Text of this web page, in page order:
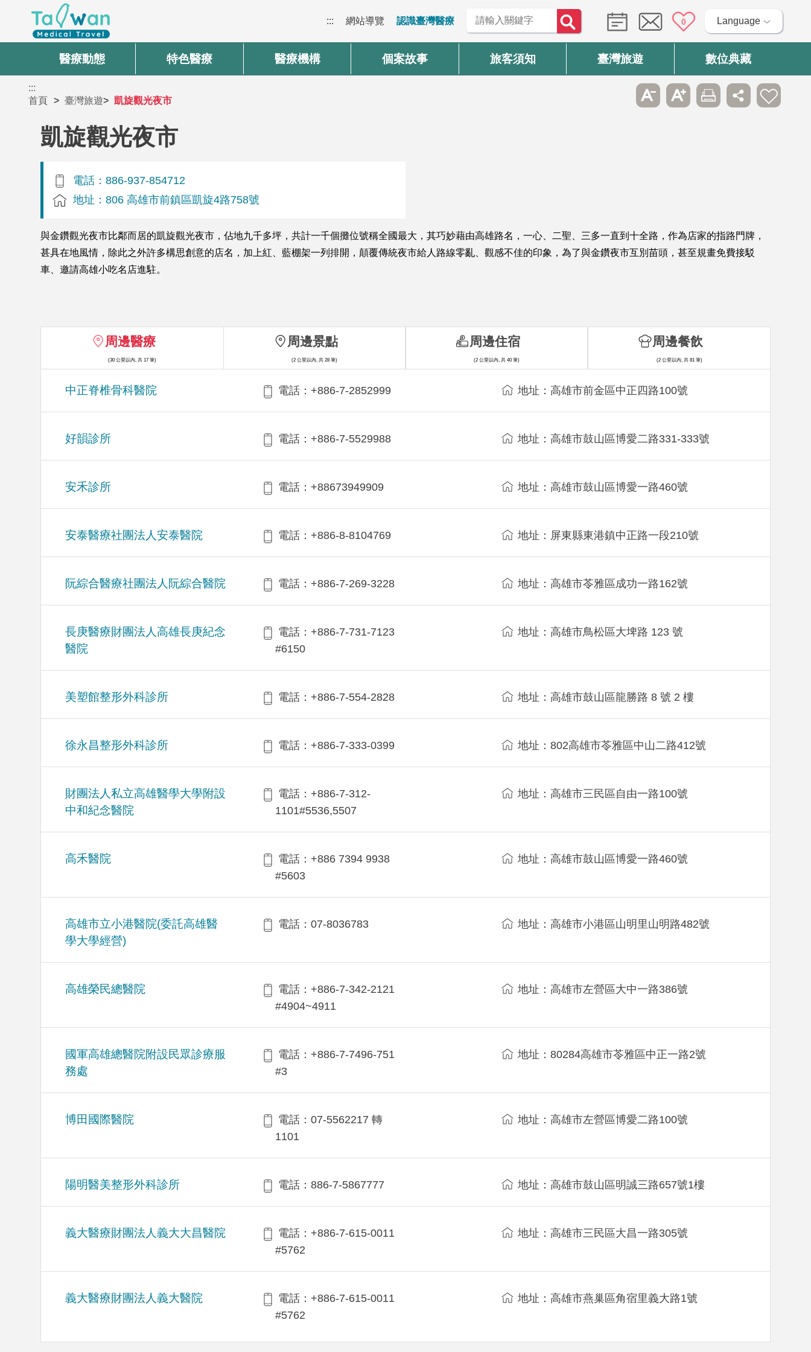
::: 網站導覽 認識臺灣醫療 0 Language
醫療動態 特色醫療 醫療機構 個案故事 旅客須知 臺灣旅遊 數位典藏
:::
首頁
臺灣旅遊 凱旋觀光夜市
凱旋觀光夜市
電話：886-937-854712
地址：806 高雄市前鎮區凱旋4路758號
與金鑽觀光夜市比鄰而居的凱旋觀光夜市，佔地九千多坪，共計一千個攤位號稱全國最大，其巧妙藉由高雄路名，一心、二聖、三多一直到十全路，作為店家的指路門牌，
甚具在地風情，除此之外許多構思創意的店名，加上紅、藍棚架一列排開，顛覆傳統夜市給人路線零亂、觀感不佳的印象，為了與金鑽夜市互別苗頭，甚至規畫免費接駁
車、邀請高雄小吃名店進駐。
周邊醫療
(30 公里以內, 共 17 筆)
中正脊椎骨科醫院 電話：+886-7-2852999 地址：高雄市前金區中正四路100號
好韻診所 電話：+886-7-5529988 地址：高雄市鼓山區博愛二路331-333號
安禾診所 電話：+88673949909 地址：高雄市鼓山區博愛一路460號
安泰醫療社團法人安泰醫院 電話：+886-8-8104769 地址：屏東縣東港鎮中正路一段210號
阮綜合醫療社團法人阮綜合醫院 電話：+886-7-269-3228 地址：高雄市苓雅區成功一路162號
長庚醫療財團法人高雄長庚紀念
醫院
電話：+886-7-731-7123
#6150
地址：高雄市鳥松區大埤路 123 號
美塑館整形外科診所 電話：+886-7-554-2828 地址：高雄市鼓山區龍勝路 8 號 2 樓
徐永昌整形外科診所 電話：+886-7-333-0399 地址：802高雄市苓雅區中山二路412號
財團法人私立高雄醫學大學附設
中和紀念醫院
電話：+886-7-312-
1101#5536,5507
地址：高雄市三民區自由一路100號
高禾醫院
電話：+886 7394 9938
#5603
地址：高雄市鼓山區博愛一路460號
高雄市立小港醫院(委託高雄醫
學大學經營)
電話：07-8036783 地址：高雄市小港區山明里山明路482號
高雄榮民總醫院
電話：+886-7-342-2121
#4904~4911
地址：高雄市左營區大中一路386號
國軍高雄總醫院附設民眾診療服
務處
電話：+886-7-7496-751
#3
地址：80284高雄市苓雅區中正一路2號
博田國際醫院
電話：07-5562217 轉
1101
地址：高雄市左營區博愛二路100號
陽明醫美整形外科診所 電話：886-7-5867777 地址：高雄市鼓山區明誠三路657號1樓
義大醫療財團法人義大大昌醫院
電話：+886-7-615-0011
#5762
地址：高雄市三民區大昌一路305號
義大醫療財團法人義大醫院
電話：+886-7-615-0011
#5762
地址：高雄市燕巢區角宿里義大路1號
周邊景點
(2 公里以內, 共 28 筆)
周邊住宿
(2 公里以內, 共 40 筆)
周邊餐飲
(2 公里以內, 共 81 筆)